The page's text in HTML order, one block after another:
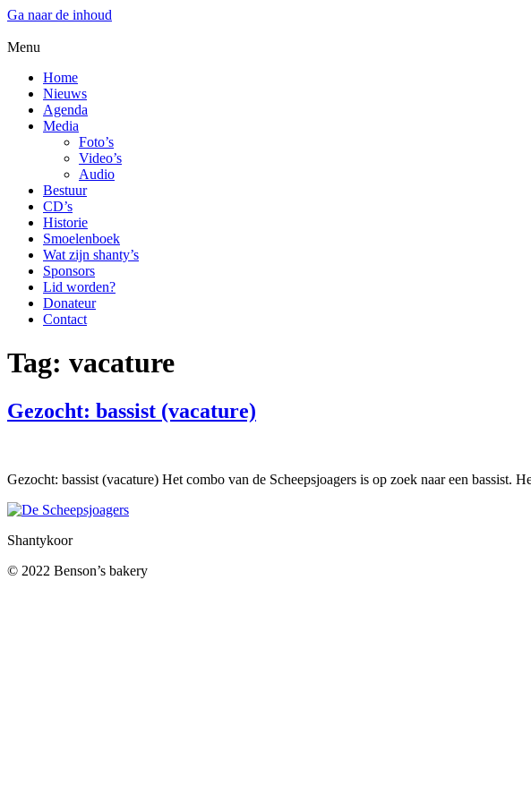
Ga naar de inhoud
Menu
Home
Nieuws
Agenda
Media
Foto’s
Video’s
Audio
Bestuur
CD’s
Historie
Smoelenboek
Wat zijn shanty’s
Sponsors
Lid worden?
Donateur
Contact
Tag: vacature
Gezocht: bassist (vacature)
Gezocht: bassist (vacature) Het combo van de Scheepsjoagers is op zoek naar een
Shantykoor
© 2022 Benson’s bakery